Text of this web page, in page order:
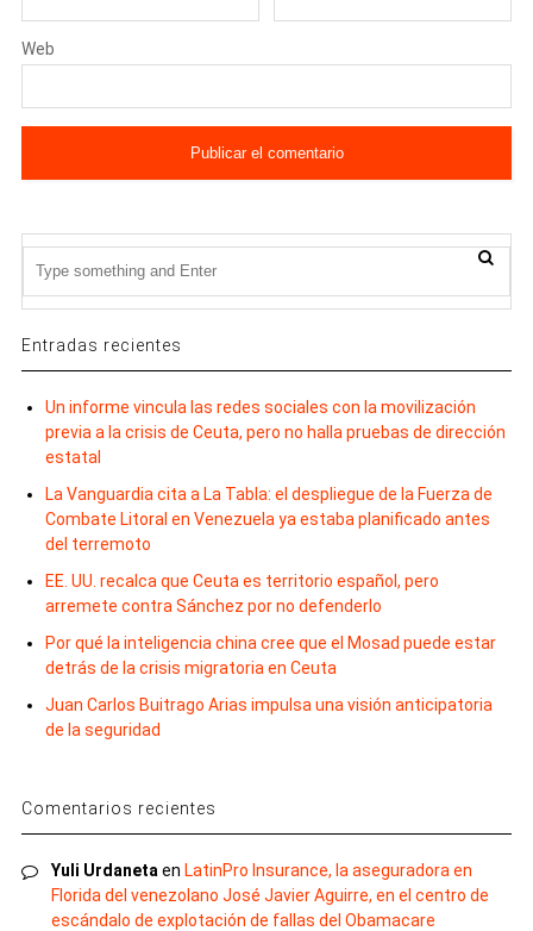
Web
Entradas recientes
Un informe vincula las redes sociales con la movilización
previa a la crisis de Ceuta, pero no halla pruebas de dirección
estatal
La Vanguardia cita a La Tabla: el despliegue de la Fuerza de
Combate Litoral en Venezuela ya estaba planificado antes
del terremoto
EE. UU. recalca que Ceuta es territorio español, pero
arremete contra Sánchez por no defenderlo
Por qué la inteligencia china cree que el Mosad puede estar
detrás de la crisis migratoria en Ceuta
Juan Carlos Buitrago Arias impulsa una visión anticipatoria
de la seguridad
Comentarios recientes
Yuli Urdaneta en LatinPro Insurance, la aseguradora en
Florida del venezolano José Javier Aguirre, en el centro de
escándalo de explotación de fallas del Obamacare